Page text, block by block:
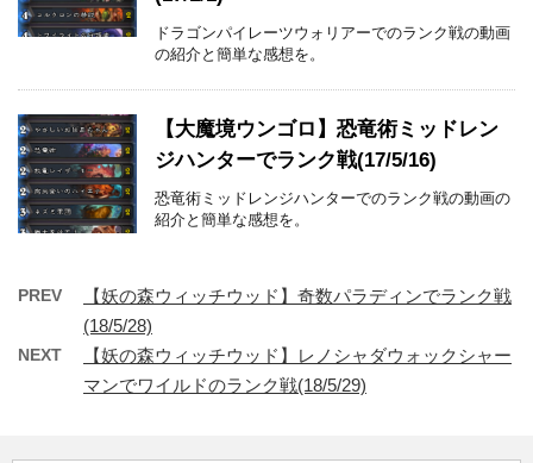
ドラゴンパイレーツウォリアーでのランク戦の動画
の紹介と簡単な感想を。
【大魔境ウンゴロ】恐竜術ミッドレン
ジハンターでランク戦(17/5/16)
恐竜術ミッドレンジハンターでのランク戦の動画の
紹介と簡単な感想を。
PREV
【妖の森ウィッチウッド】奇数パラディンでランク戦
(18/5/28)
NEXT
【妖の森ウィッチウッド】レノシャダウォックシャー
マンでワイルドのランク戦(18/5/29)